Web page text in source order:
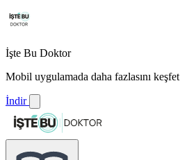
İşte Bu Doktor
Mobil uygulamada daha fazlasını keşfet
İndir